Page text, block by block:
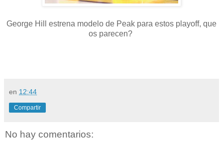
George Hill estrena modelo de Peak para estos playoff, que
os parecen?
en 12:44
Compartir
No hay comentarios: